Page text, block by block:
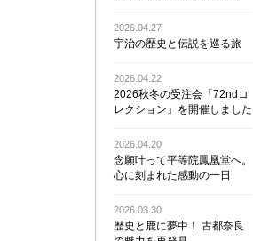
2026.04.27
宇治の歴史と伝説を巡る旅
2026.04.22
2026秋冬の受注会「72ndコ
レクション」を開催しました
2026.04.20
念願叶って平等院鳳凰堂へ。
心に刻まれた感動の一日
2026.03.30
歴史と鹿に夢中！ 古都奈良